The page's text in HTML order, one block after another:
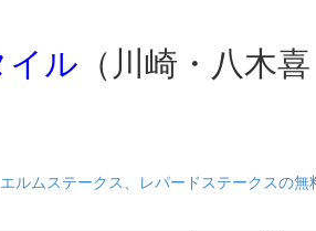
ル （川崎・八木
ルムステークス、レパードステークスの無